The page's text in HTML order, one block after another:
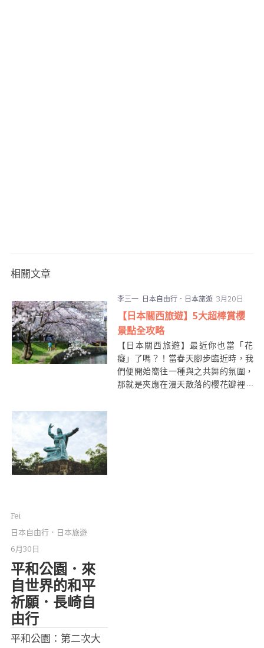
相關文章
李三一 日本自由行．日本旅遊 3月20日
【日本關西旅遊】5大超棒賞櫻
景點全攻略
【日本關西旅遊】最近你也當「花
癡」了嗎？！當春天腳步臨近時，我
們便開始嚮往一種與之共舞的氛圍，
那就是夾應在漫天散落的櫻花瓣裡，
Fei
日本自由行．日本旅遊
6月30日
平和公園．來
自世界的和平
祈願．長崎自
由行
平和公園：第二次大